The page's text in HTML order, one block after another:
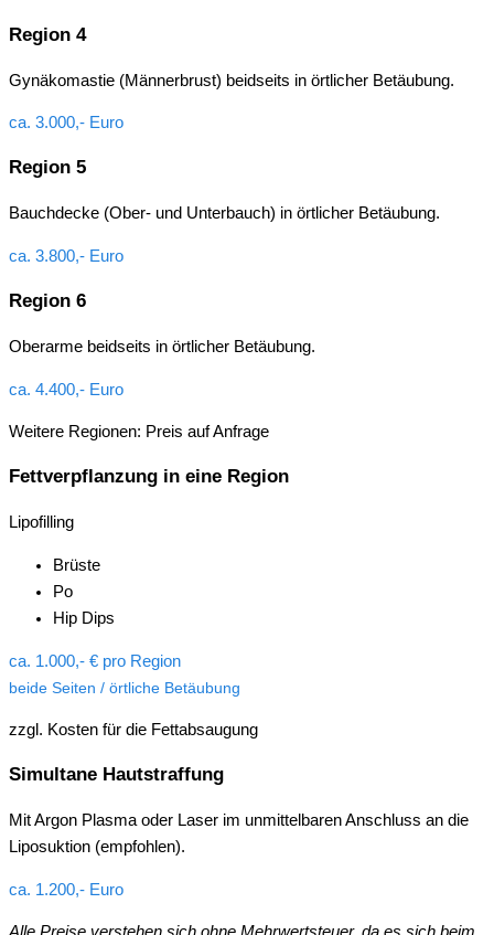
Region 4
Gynäkomastie (Männerbrust) beidseits in örtlicher Betäubung.
ca. 3.000,- Euro
Region 5
Bauchdecke (Ober- und Unterbauch) in örtlicher Betäubung.
ca. 3.800,- Euro
Region 6
Oberarme beidseits in örtlicher Betäubung.
ca. 4.400,- Euro
Weitere Regionen: Preis auf Anfrage
Fettverpflanzung in eine Region
Lipofilling
Brüste
Po
Hip Dips
ca. 1.000,- € pro Region
beide Seiten / örtliche Betäubung
zzgl. Kosten für die Fettabsaugung
Simultane Hautstraffung
Mit Argon Plasma oder Laser im unmittelbaren Anschluss an die
Liposuktion (empfohlen).
ca. 1.200,- Euro